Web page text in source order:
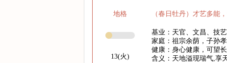
地格
13(火)
（春日牡丹）才艺多能
基业：天官、文昌、技
家庭：祖宗余荫，子孙孝
健康：身心健康，可望
含义：天地溢现瑞气,享